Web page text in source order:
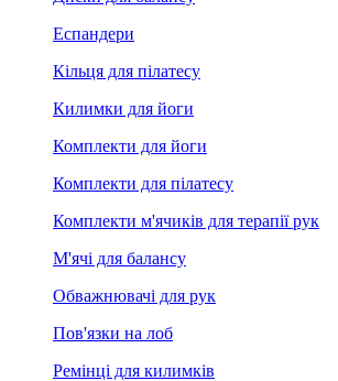
Еспандери
Кільця для пілатесу
Килимки для йоги
Комплекти для йоги
Комплекти для пілатесу
Комплекти м'ячиків для терапії рук
М'ячі для балансу
Обважнювачі для рук
Пов'язки на лоб
Ремінці для килимків